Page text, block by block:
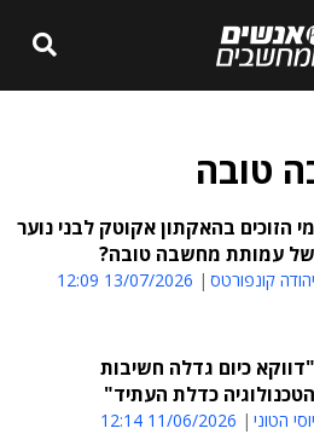
טובה
מי הזוכים בהאקתון אקוטק לבני נוער
של עמותת מחשבה טובה?
יהודה קונפורטס 13/07/2026 12:09
"דווקא כיום גדלה חשיבות
הטכנולוגיה כדלת העתיד"
יוסי הטוני 11/06/2026 12:14